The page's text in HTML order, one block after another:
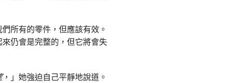
所有的零件，但應該有效。
仍會是完整的，但它將會失
，」她強迫自己平靜地說道。